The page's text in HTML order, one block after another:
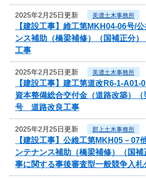
2025年2月25日更新 美濃土木事務所
【建設工事】維工第MKH04-06号/
ンス補助（橋梁補修）（国補正分
工事
2025年2月25日更新 美濃土木事務所
【建設工事】建工第道改R6-1-
資本整備総合交付金（道路改築）
号 道路改良工事
2025年2月25日更新 郡上土木事務所
【建設工事】公維工第MKH05－
ンテナンス補助（橋梁補修）（国
事に関する事後審査型一般競争入札